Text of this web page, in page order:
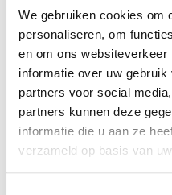
We gebruiken cookies om
personaliseren, om
en om ons
informatie over uw
partners voor social
partners kunnen deze
informatie die u aan ze
verzameld op basis van
Enter your
Email address